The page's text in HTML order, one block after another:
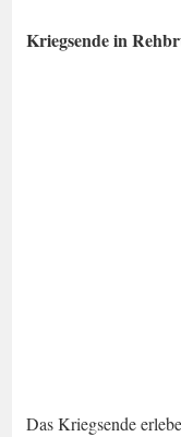
Kriegsende in
Das Kriegsende